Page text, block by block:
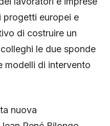
progetti europei e
di costruire un
le due sponde
modelli di intervento
nuova